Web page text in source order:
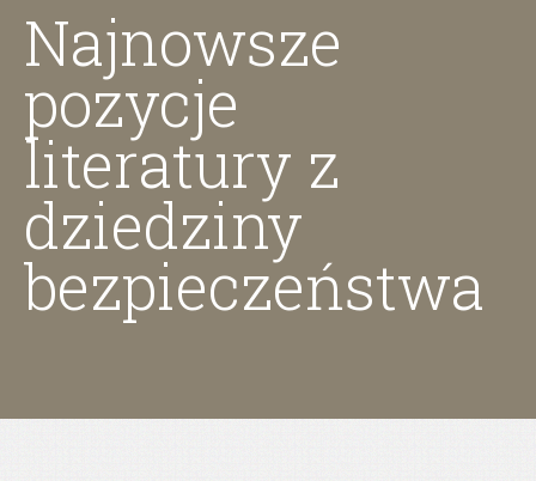
Najnowsze
pozycje
literatury z
dziedziny
bezpieczeństwa